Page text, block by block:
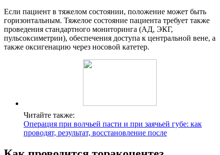
Если пациент в тяжелом состоянии, положение может быть
горизонтальным. Тяжелое состояние пациента требует также
проведения стандартного мониторинга (АД, ЭКГ,
пульсоксиметрии), обеспечения доступа к центральной вене, а
также оксигенацию через носовой катетер.
Читайте также:
Операция при волчьей пасти и при заячьей губе: как
проводят, результат, восстановление после